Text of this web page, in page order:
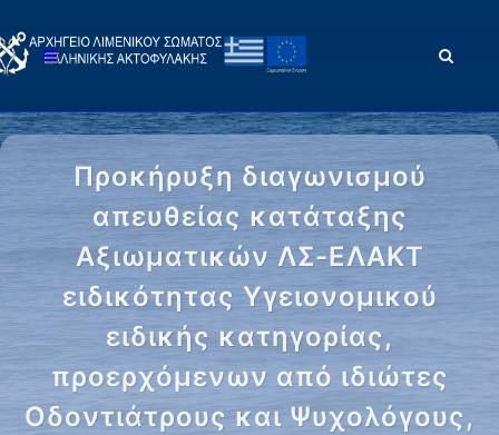
Προκήρυξη διαγωνισμού
απευθείας κατάταξης
Αξιωματικών ΛΣ-ΕΛΑΚΤ
ειδικότητας Υγειονομικού
ειδικής κατηγορίας,
προερχόμενων από ιδιώτες
Οδοντιάτρους και Ψυχολόγους,